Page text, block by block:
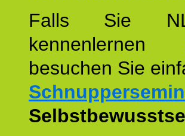
Falls Sie
besuchen Sie